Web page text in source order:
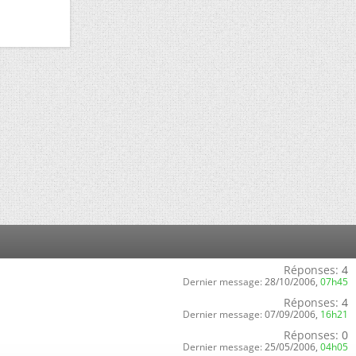
Réponses: 4
Dernier message: 28/10/2006, 07h45
Réponses: 4
Dernier message: 07/09/2006, 16h21
Réponses: 0
Dernier message: 25/05/2006, 04h05